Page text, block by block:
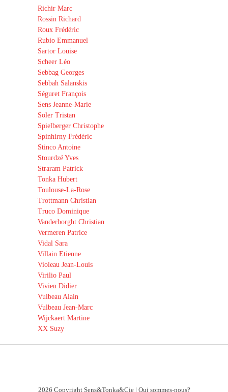
Richir Marc
Rossin Richard
Roux Frédéric
Rubio Emmanuel
Sartor Louise
Scheer Léo
Sebbag Georges
Sebbah Salanskis
Séguret François
Sens Jeanne-Marie
Soler Tristan
Spielberger Christophe
Spinhirny Frédéric
Stinco Antoine
Stourdzé Yves
Straram Patrick
Tonka Hubert
Toulouse-La-Rose
Trottmann Christian
Truco Dominique
Vanderborght Christian
Vermeren Patrice
Vidal Sara
Villain Etienne
Violeau Jean-Louis
Virilio Paul
Vivien Didier
Vulbeau Alain
Vulbeau Jean-Marc
Wijckaert Martine
XX Suzy
2026 Copyright Sens&Tonka&Cie | Qui sommes-nous?